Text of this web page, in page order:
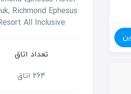
Richmond Ephesus
All Inclusive
تعداد اتاق
264 اتاق